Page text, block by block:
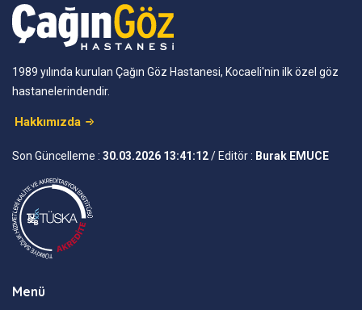
1989 yılında kurulan Çağın Göz Hastanesi, Kocaeli'nin ilk özel göz
hastanelerindendir.
Hakkımızda
Son Güncelleme : 30.03.2026 13:41:12/ Editör : Burak EMUCE
Menü